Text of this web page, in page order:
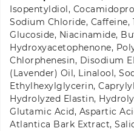
Isopentyldiol,
Sodium Chloride, Caffeine,
Glucoside, Niacinamide,
Hydroxyacetophenone,
Chlorphenesin, Disodium
(Lavender) Oil, Linalool,
Ethylhexylglycerin,
Hydrolyzed Elastin,
Glutamic Acid, Aspartic
Atlantica Bark Extract,